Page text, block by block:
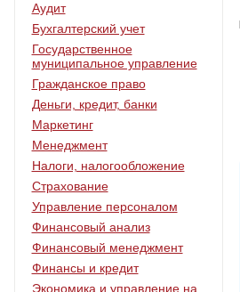
Аудит
Бухгалтерский учет
Государственное
муниципальное управление
Гражданское право
Деньги, кредит, банки
Маркетинг
Менеджмент
Налоги, налогообложение
Страхование
Управление персоналом
Финансовый анализ
Финансовый менеджмент
Финансы и кредит
Экономика и управление на